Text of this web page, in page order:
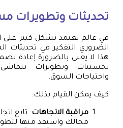
تحديثات وتطويرات
في عالم يعتمد بشكل كبير على
الضروري التفكير في تحديثات
هذا لا يعني بالضرورة إعادة
تحسينات وتطويرات
واحتياجات السوق.
كيف يمكن القيام بذلك:
مراقبة الاتجاهات: تابع
مجالك واستفد منها